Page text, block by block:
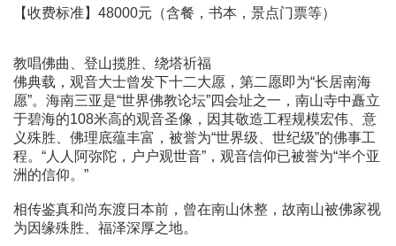
【收费标准】48000元（含餐，书本，景点门票等）
教唱佛曲、登山揽胜、绕塔祈福
佛典载，观音大士曾发下十二大愿，第二愿即为“长居南海
愿”。海南三亚是“世界佛教论坛”四会址之一，南山寺中矗立
于碧海的108米高的观音圣像，因其敬造工程规模宏伟、意
义殊胜、佛理底蕴丰富，被誉为“世界级、世纪级”的佛事工
程。“人人阿弥陀，户户观世音”，观音信仰已被誉为“半个亚
洲的信仰。”
相传鉴真和尚东渡日本前，曾在南山休整，故南山被佛家视
为因缘殊胜、福泽深厚之地。